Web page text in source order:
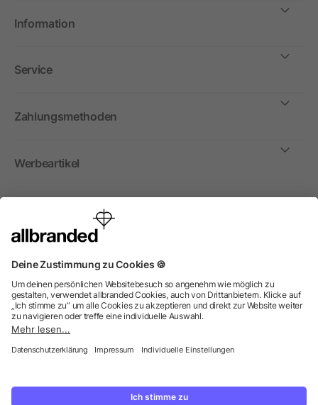
Information
Service
Zahlungsmethoden
Werbeartikel
International
Wir verkaufen Werbeartikel, Werbemittel und
Vereine. Alle Preise zzgl. MwSt.